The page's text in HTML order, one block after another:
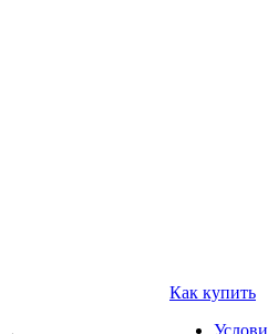
Как купить